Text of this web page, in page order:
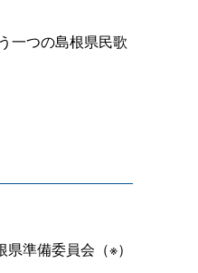
一つの島根県民歌
準備委員会（※）